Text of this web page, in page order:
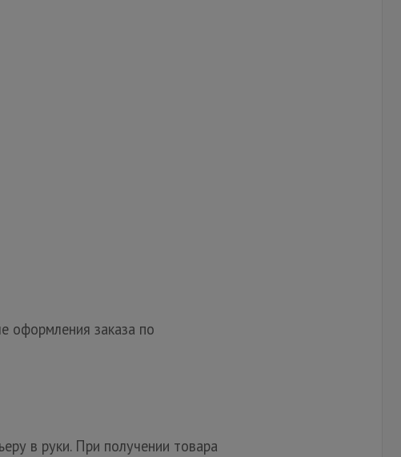
оформления заказа по
в руки. При получении товара